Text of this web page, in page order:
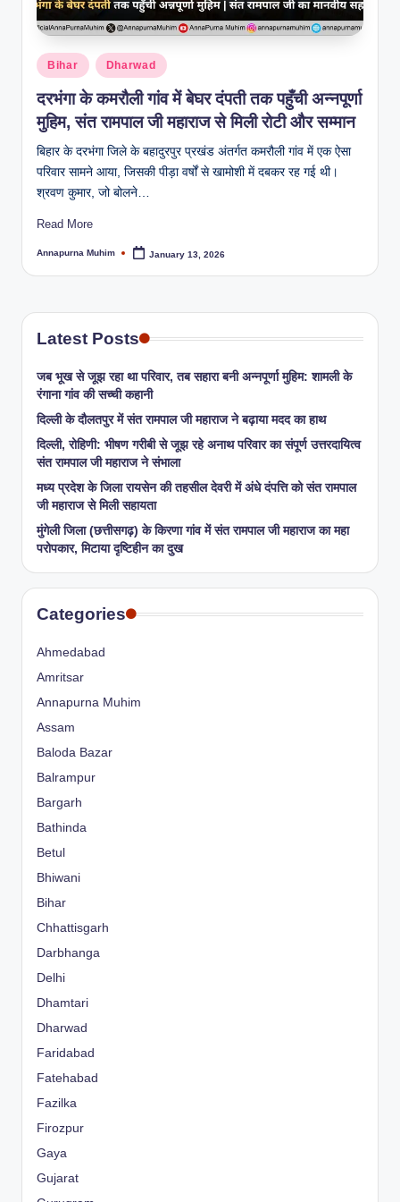
Bihar Dharwad
दरभंगा के कमरौली गांव में बेघर दंपती तक पहुँची अन्नपूर्णा
मुहिम, संत रामपाल जी महाराज से मिली रोटी और सम्मान
बिहार के दरभंगा जिले के बहादुरपुर प्रखंड अंतर्गत कमरौली गांव में एक ऐसा
परिवार सामने आया, जिसकी पीड़ा वर्षों से खामोशी में दबकर रह गई थी।
श्रवण कुमार, जो बोलने…
Read More
Annapurna Muhim January 13, 2026
Latest Posts
जब भूख से जूझ रहा था परिवार, तब सहारा बनी अन्नपूर्णा मुहिम: शामली के
रंगाना गांव की सच्ची कहानी
​दिल्ली के दौलतपुर में संत रामपाल जी महाराज ने बढ़ाया मदद का हाथ
दिल्ली, रोहिणी: भीषण गरीबी से जूझ रहे अनाथ परिवार का संपूर्ण उत्तरदायित्व
संत रामपाल जी महाराज ने संभाला
मध्य प्रदेश के जिला रायसेन की तहसील देवरी में अंधे दंपत्ति को संत रामपाल
जी महाराज से मिली सहायता
​मुंगेली जिला (छत्तीसगढ़) के किरणा गांव में संत रामपाल जी महाराज का महा
परोपकार, मिटाया दृष्टिहीन का दुख
Categories
Ahmedabad
Amritsar
Annapurna Muhim
Assam
Baloda Bazar
Balrampur
Bargarh
Bathinda
Betul
Bhiwani
Bihar
Chhattisgarh
Darbhanga
Delhi
Dhamtari
Dharwad
Faridabad
Fatehabad
Fazilka
Firozpur
Gaya
Gujarat